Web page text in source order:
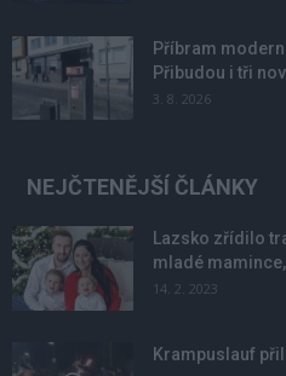
Příbram
Přibudou i tři
3. 8. 2026
NEJČTENĚJŠÍ ČLÁNKY
Lazsko zřídilo
mladé
14. 2. 2023
Krampuslauf